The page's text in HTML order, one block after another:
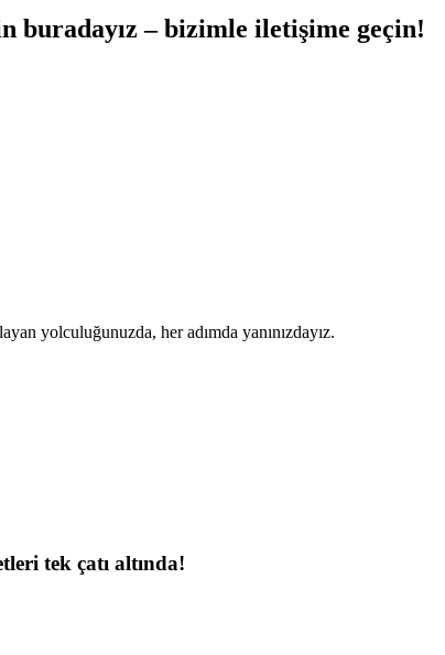
buradayız – bizimle iletişime geçin!
yolculuğunuzda, her adımda yanınızdayız.
tek çatı altında!